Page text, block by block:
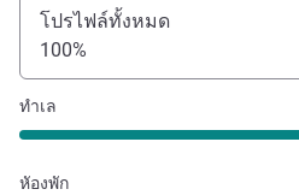
โปรไฟล์ทั้งหมด
100%
ทำเล
หัองพัก